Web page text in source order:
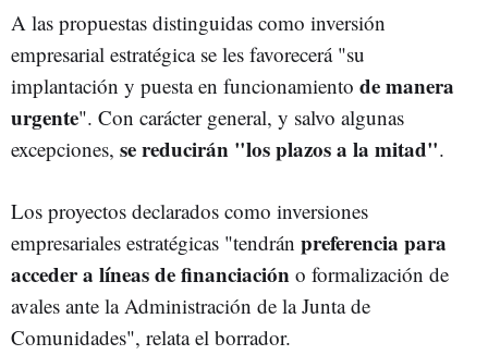
A las propuestas distinguidas como inversión
empresarial estratégica se les favorecerá "su
implantación y puesta en funcionamiento de manera
urgente". Con carácter general, y salvo algunas
excepciones, se reducirán "los plazos a la mitad".
Los proyectos declarados como inversiones
empresariales estratégicas "tendrán preferencia para
acceder a líneas de financiación o formalización de
avales ante la Administración de la Junta de
Comunidades", relata el borrador.